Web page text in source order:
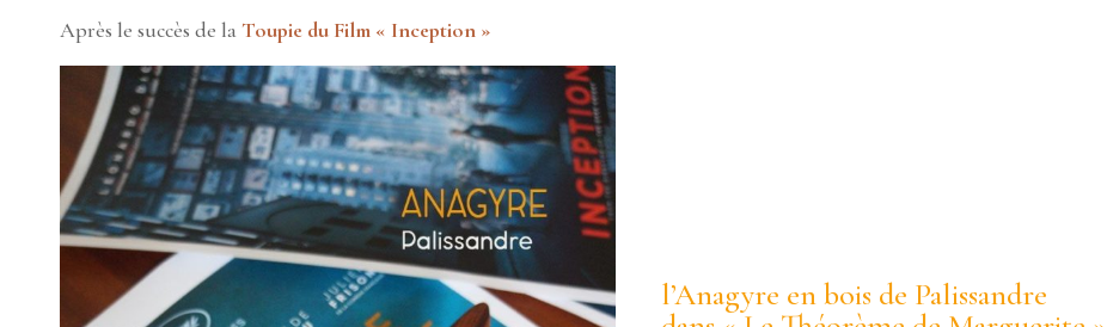
Après le succès de laToupie du Film « Inception »
l’Anagyre en bois de Palissandre